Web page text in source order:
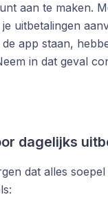
aan te maken.
uitbetalingen
app staan,
in dat geval
dagelijks
dat alles